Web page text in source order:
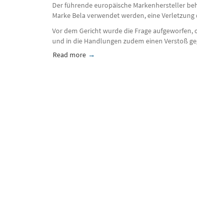
Der führende europäische Markenhersteller
Marke Bela verwendet werden, eine
Vor dem Gericht wurde die Frage
und in die Handlungen zudem einen Verstoß
Read more about Lego, ein chinesischer IP Fall